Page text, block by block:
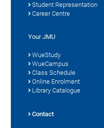
Student Representation
Career Centre
Your JMU
WueStudy
WueCampus
Class Schedule
Online Enrolment
Library Catalogue
Contact